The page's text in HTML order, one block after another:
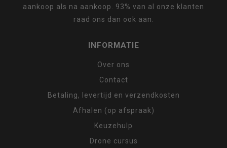
aankoop als na aankoop. 93% van al onze klanten
raad ons dan ook aan.
INFORMATIE
Over ons
Contact
Betaling, levertijd en verzendkosten
Afhalen (op afspraak)
Keuzehulp
Drone cursus